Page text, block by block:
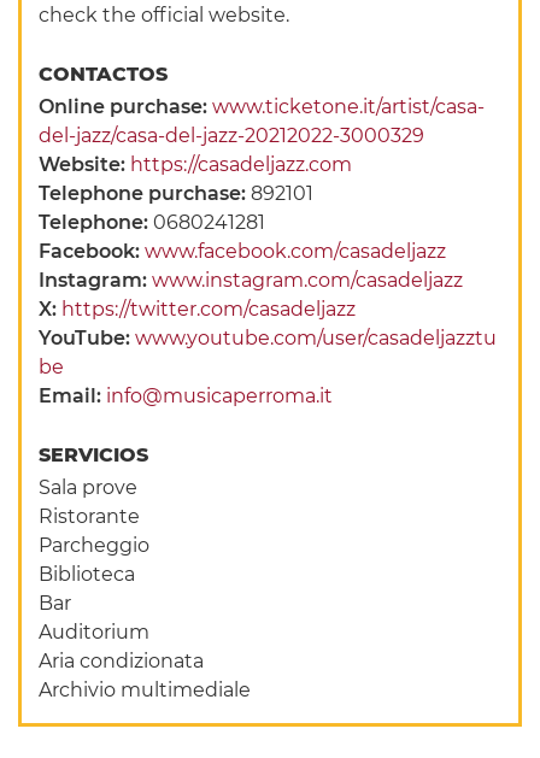
check the official website.
CONTACTOS
Online purchase:www.ticketone.it/artist/casa-
del-jazz/casa-del-jazz-20212022-3000329
Website: https://casadeljazz.com
Telephone purchase:892101
Telephone:0680241281
Facebook:www.facebook.com/casadeljazz
Instagram:www.instagram.com/casadeljazz
X: https://twitter.com/casadeljazz
YouTube:www.youtube.com/user/casadeljazztu
be
Email: info@musicaperroma.it
SERVICIOS
Sala prove
Ristorante
Parcheggio
Biblioteca
Bar
Auditorium
Aria condizionata
Archivio multimediale